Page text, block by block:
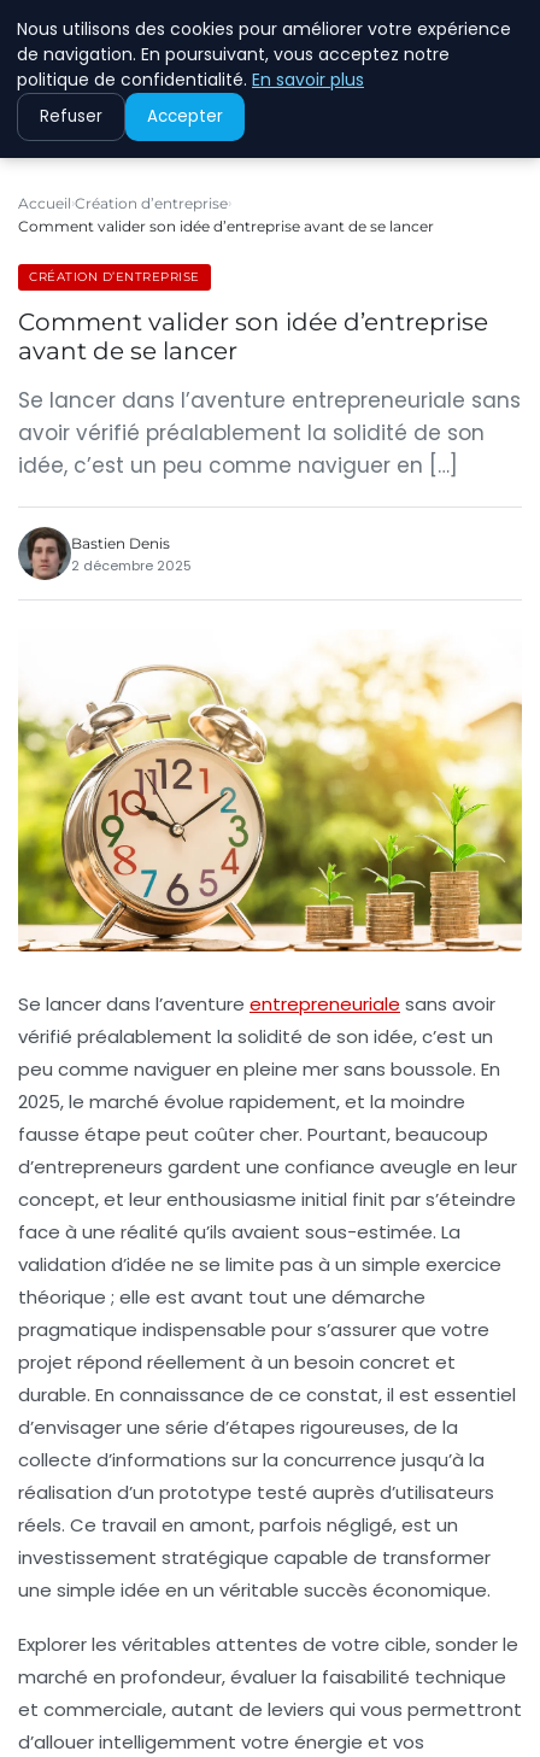
ECOMMCODE2
Accueil Création d’entreprise
Comment valider son idée d’entreprise avant de se lancer
CRÉATION D’ENTREPRISE
Comment valider son idée d’entreprise
avant de se lancer
Se lancer dans l’aventure entrepreneuriale sans
avoir vérifié préalablement la solidité de son
idée, c’est un peu comme naviguer en […]
Bastien Denis
2 décembre 2025
Se lancer dans l’aventure entrepreneuriale sans avoir
vérifié préalablement la solidité de son idée, c’est un
peu comme naviguer en pleine mer sans boussole. En
2025, le marché évolue rapidement, et la moindre
fausse étape peut coûter cher. Pourtant, beaucoup
d’entrepreneurs gardent une confiance aveugle en leur
concept, et leur enthousiasme initial finit par s’éteindre
face à une réalité qu’ils avaient sous-estimée. La
validation d’idée ne se limite pas à un simple exercice
théorique ; elle est avant tout une démarche
pragmatique indispensable pour s’assurer que votre
projet répond réellement à un besoin concret et
durable. En connaissance de ce constat, il est essentiel
d’envisager une série d’étapes rigoureuses, de la
collecte d’informations sur la concurrence jusqu’à la
réalisation d’un prototype testé auprès d’utilisateurs
réels. Ce travail en amont, parfois négligé, est un
investissement stratégique capable de transformer
une simple idée en un véritable succès économique.
Explorer les véritables attentes de votre cible, sonder le
marché en profondeur, évaluer la faisabilité technique
et commerciale, autant de leviers qui vous permettront
d’allouer intelligemment votre énergie et vos
Nous utilisons des cookies pour améliorer votre expérience
de navigation. En poursuivant, vous acceptez notre
politique de confidentialité. En savoir plus
Refuser Accepter